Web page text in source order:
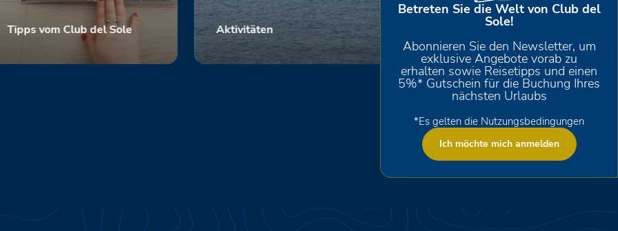
Tipps vom Club del Sole
Scopri Aktivitäten
Scopri Tipps vom Club del Sole
Betreten Sie die Welt von Club del
Sole!
Abonnieren Sie den Newsletter, um
exklusive Angebote vorab zu
erhalten sowie Reisetipps und einen
5%* Gutschein für die Buchung Ihres
nächsten Urlaubs
*Es gelten die Nutzungsbedingungen
Ich möchte mich anmelden